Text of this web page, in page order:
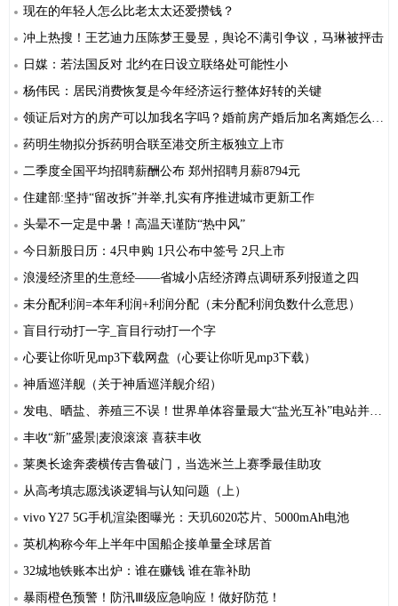
现在的年轻人怎么比老太太还爱攒钱？
冲上热搜！王艺迪力压陈梦王曼昱，舆论不满引争议，马琳被抨击
日媒：若法国反对 北约在日设立联络处可能性小
杨伟民：居民消费恢复是今年经济运行整体好转的关键
领证后对方的房产可以加我名字吗？婚前房产婚后加名离婚怎么分？
药明生物拟分拆药明合联至港交所主板独立上市
二季度全国平均招聘薪酬公布 郑州招聘月薪8794元
住建部:坚持“留改拆”并举,扎实有序推进城市更新工作
头晕不一定是中暑！高温天谨防“热中风”
今日新股日历：4只申购 1只公布中签号 2只上市
浪漫经济里的生意经——省城小店经济蹲点调研系列报道之四
未分配利润=本年利润+利润分配（未分配利润负数什么意思）
盲目行动打一字_盲目行动打一个字
心要让你听见mp3下载网盘（心要让你听见mp3下载）
神盾巡洋舰（关于神盾巡洋舰介绍）
发电、晒盐、养殖三不误！世界单体容量最大“盐光互补”电站并网发电
丰收“新”盛景|麦浪滚滚 喜获丰收
莱奥长途奔袭横传吉鲁破门，当选米兰上赛季最佳助攻
从高考填志愿浅谈逻辑与认知问题（上）
vivo Y27 5G手机渲染图曝光：天玑6020芯片、5000mAh电池
英机构称今年上半年中国船企接单量全球居首
32城地铁账本出炉：谁在赚钱 谁在靠补助
暴雨橙色预警！防汛Ⅲ级应急响应！做好防范！